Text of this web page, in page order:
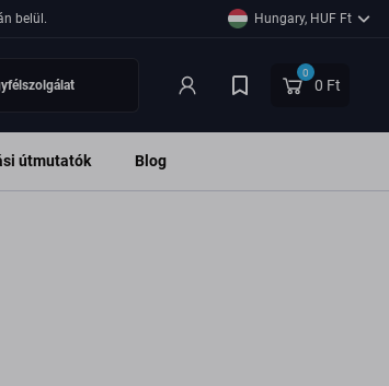
belül. Hungary, HUF Ft
0
0 Ft
útmutatók Blog